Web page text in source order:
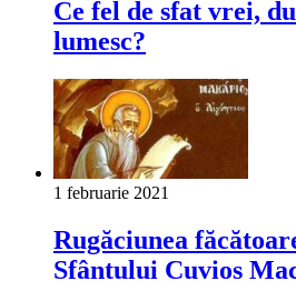
Ce fel de sfat vrei,
lumesc?
1 februarie 2021
Rugăciunea
Sfântului Cuvios